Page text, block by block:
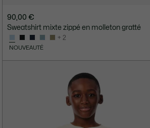
90,00 €
Sweatshirt mixte zippé en molleton gratté
+ 2
NOUVEAUTÉ